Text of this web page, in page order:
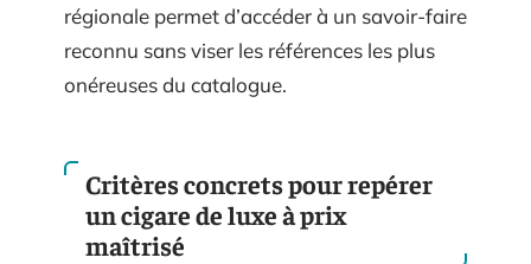
régionale permet d’accéder à un savoir-faire
reconnu sans viser les références les plus
onéreuses du catalogue.
Critères concrets pour repérer
un cigare de luxe à prix
maîtrisé